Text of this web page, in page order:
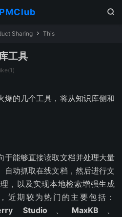

Sharing  This
工具
1 )
爆的几个工具，将从知识库侧和
于能够直接读取文档并处理大量
自动抓取在线文档，然后进行文
，以及实现本地检索增强生成
近期较为热门的主要包括：
Studio 、 MaxKB 、